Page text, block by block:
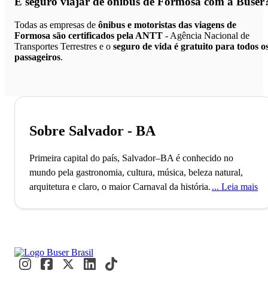
Todas as empresas de ônibus e motoristas das viagens de
Formosa são certificados pela ANTT - Agência Nacional de
Transportes Terrestres e o seguro de vida é gratuito para todos
passageiros.
Sobre Salvador - BA
Primeira capital do país, Salvador–BA é conhecido no
mundo pela gastronomia, cultura, música, beleza natural,
arquitetura e claro, o maior Carnaval da história. A cidade de
fundado no ano de 1549 e foi a primeira capital brasileira, é
o mais populoso do Nordeste e o terceiro maior do Brasil.
Leia mais